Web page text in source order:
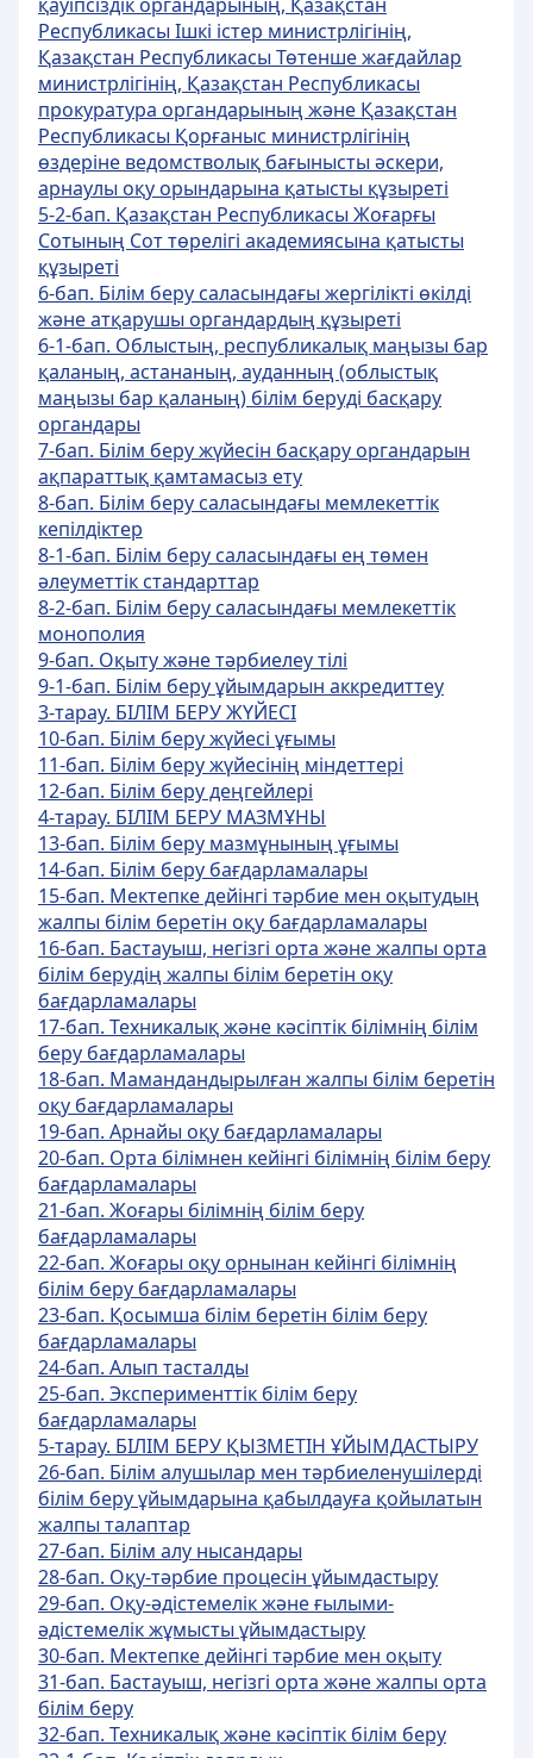
Республикасы Ішкі істер министрлігінің,
Қазақстан Республикасы Төтенше жағдайлар
министрлігінің, Қазақстан Республикасы
прокуратура органдарының және Қазақстан
Республикасы Қорғаныс министрлігінің
өздеріне ведомстволық бағынысты әскери,
арнаулы оқу орындарына қатысты құзыреті
5-2-бап. Қазақстан Республикасы Жоғарғы
Сотының Сот төрелігі академиясына қатысты
құзыреті
6-бап. Білім беру саласындағы жергілікті өкілді
және атқарушы органдардың құзыреті
6-1-бап. Облыстың, республикалық маңызы бар
қаланың, астананың, ауданның (облыстық
маңызы бар қаланың) білім беруді басқару
органдары
7-бап. Білім беру жүйесін басқару органдарын
ақпараттық қамтамасыз ету
8-бап. Білім беру саласындағы мемлекеттік
кепілдіктер
8-1-бап. Білім беру саласындағы ең төмен
әлеуметтік стандарттар
8-2-бап. Білім беру саласындағы мемлекеттік
монополия
9-бап. Оқыту және тәрбиелеу тілі
9-1-бап. Білім беру ұйымдарын аккредиттеу
3-тарау. БІЛІМ БЕРУ ЖҮЙЕСІ
10-бап. Білім беру жүйесі ұғымы
11-бап. Білім беру жүйесінің міндеттері
12-бап. Білім беру деңгейлері
4-тарау. БІЛІМ БЕРУ МАЗМҰНЫ
13-бап. Білім беру мазмұнының ұғымы
14-бап. Білім беру бағдарламалары
15-бап. Мектепке дейінгі тәрбие мен оқытудың
жалпы білім беретін оқу бағдарламалары
16-бап. Бастауыш, негізгі орта және жалпы орта
білім берудің жалпы білім беретін оқу
бағдарламалары
17-бап. Техникалық және кәсіптік білімнің білім
беру бағдарламалары
18-бап. Мамандандырылған жалпы білім беретін
оқу бағдарламалары
19-бап. Арнайы оқу бағдарламалары
20-бап. Орта білімнен кейінгі білімнің білім беру
бағдарламалары
21-бап. Жоғары білімнің білім беру
бағдарламалары
22-бап. Жоғары оқу орнынан кейінгі білімнің
білім беру бағдарламалары
23-бап. Қосымша білім беретін білім беру
бағдарламалары
24-бап. Алып тасталды
25-бап. Эксперименттік білім беру
бағдарламалары
5-тарау. БІЛІМ БЕРУ ҚЫЗМЕТІН ҰЙЫМДАСТЫРУ
26-бап. Білім алушылар мен тәрбиеленушілерді
білім беру ұйымдарына қабылдауға қойылатын
жалпы талаптар
27-бап. Білім алу нысандары
28-бап. Оқу-тәрбие процесін ұйымдастыру
29-бап. Оқу-әдістемелік және ғылыми-
әдістемелік жұмысты ұйымдастыру
30-бап. Мектепке дейінгі тәрбие мен оқыту
31-бап. Бастауыш, негізгі орта және жалпы орта
білім беру
32-бап. Техникалық және кәсіптік білім беру